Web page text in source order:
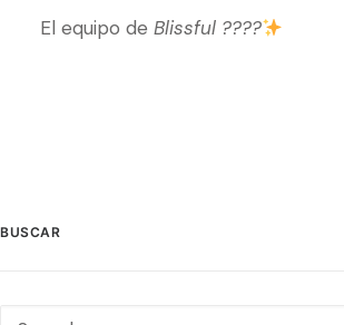
El equipo de Blissful ????
BUSCAR